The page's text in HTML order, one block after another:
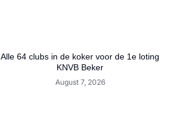
Alle 64 clubs in de koker voor de 1e loting
KNVB Beker
August 7, 2026